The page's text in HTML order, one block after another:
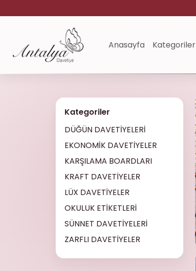
Anasayfa Kategoriler
Kategoriler
DÜĞÜN DAVETİYELERİ
EKONOMİK DAVETİYELER
KARŞILAMA BOARDLARI
KRAFT DAVETİYELER
LÜX DAVETİYELER
OKULUK ETİKETLERİ
SÜNNET DAVETİYELERİ
ZARFLI DAVETİYELER